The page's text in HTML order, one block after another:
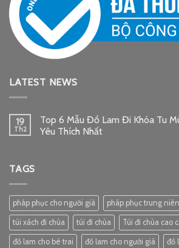
LATEST NEWS
19
Th2
Top 6 Mẫu Đồ Lam Đi Khóa Tu
Yêu Thích Nhất
TAGS
pháp phục cho người già pháp phục trung niên
túi xách đi chùa túi đi chùa Túi đi chùa cao
đồ lam cho bé trai đồ lam cho người già đồ